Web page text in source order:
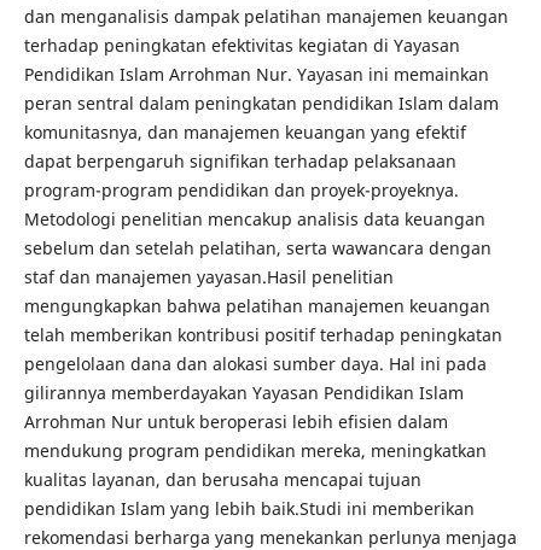
dan menganalisis dampak pelatihan manajemen keuangan
terhadap peningkatan efektivitas kegiatan di Yayasan
Pendidikan Islam Arrohman Nur. Yayasan ini memainkan
peran sentral dalam peningkatan pendidikan Islam dalam
komunitasnya, dan manajemen keuangan yang efektif
dapat berpengaruh signifikan terhadap pelaksanaan
program-program pendidikan dan proyek-proyeknya.
Metodologi penelitian mencakup analisis data keuangan
sebelum dan setelah pelatihan, serta wawancara dengan
staf dan manajemen yayasan.Hasil penelitian
mengungkapkan bahwa pelatihan manajemen keuangan
telah memberikan kontribusi positif terhadap peningkatan
pengelolaan dana dan alokasi sumber daya. Hal ini pada
gilirannya memberdayakan Yayasan Pendidikan Islam
Arrohman Nur untuk beroperasi lebih efisien dalam
mendukung program pendidikan mereka, meningkatkan
kualitas layanan, dan berusaha mencapai tujuan
pendidikan Islam yang lebih baik.Studi ini memberikan
rekomendasi berharga yang menekankan perlunya menjaga